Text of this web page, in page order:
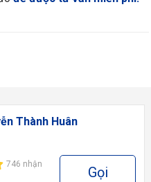
Thành Huân
746 nhận
Gọi